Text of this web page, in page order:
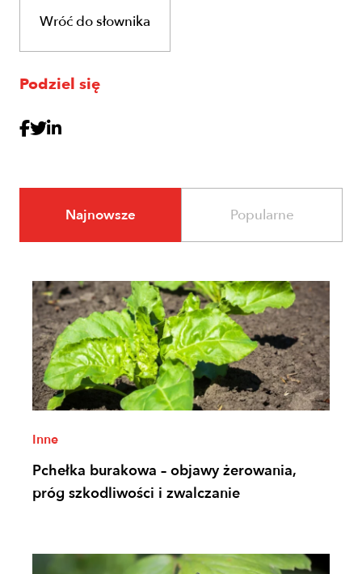
Wróć do słownika
Podziel się
Najnowsze Popularne
Inne
Pchełka burakowa – objawy żerowania,
próg szkodliwości i zwalczanie